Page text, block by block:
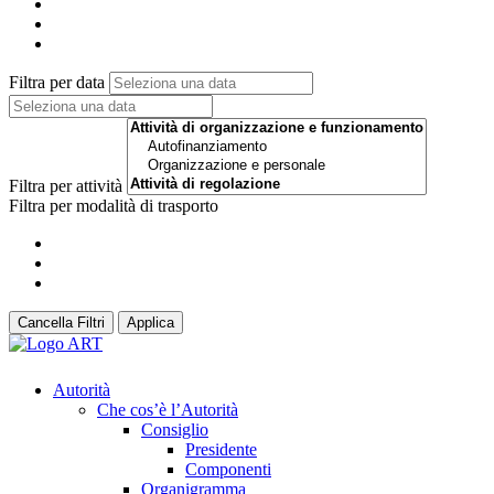
Filtra per data
Filtra per attività
Filtra per modalità di trasporto
Cancella Filtri Applica
Autorità
Che cos’è l’Autorità
Consiglio
Presidente
Componenti
Organigramma